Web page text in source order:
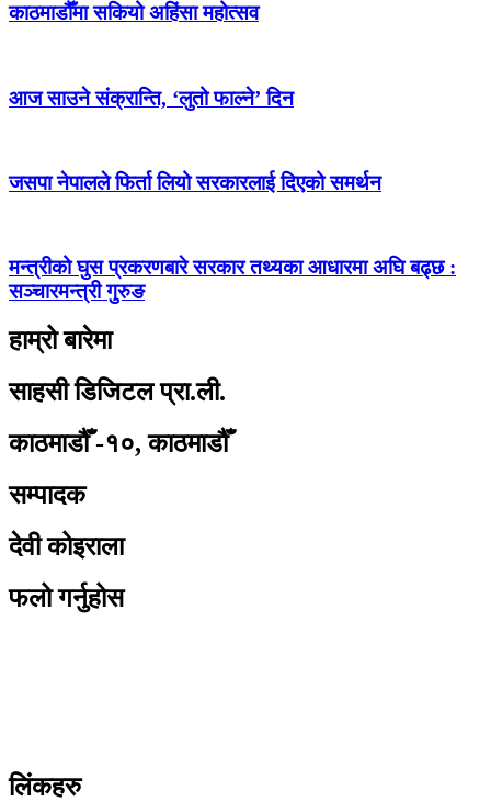
काठमाडौँमा सकियो अहिंसा महोत्सव
आज साउने संक्रान्ति, ‘लुतो फाल्ने’ दिन
जसपा नेपालले फिर्ता लियो सरकारलाई दिएको समर्थन
मन्त्रीको घुस प्रकरणबारे सरकार तथ्यका आधारमा अघि बढ्छ :
सञ्चारमन्त्री गुरुङ
हाम्रो बारेमा
साहसी डिजिटल प्रा.ली.
काठमाडौँ -१०, काठमाडौँ
सम्पादक
देवी कोइराला
फलो गर्नुहोस
लिंकहरु